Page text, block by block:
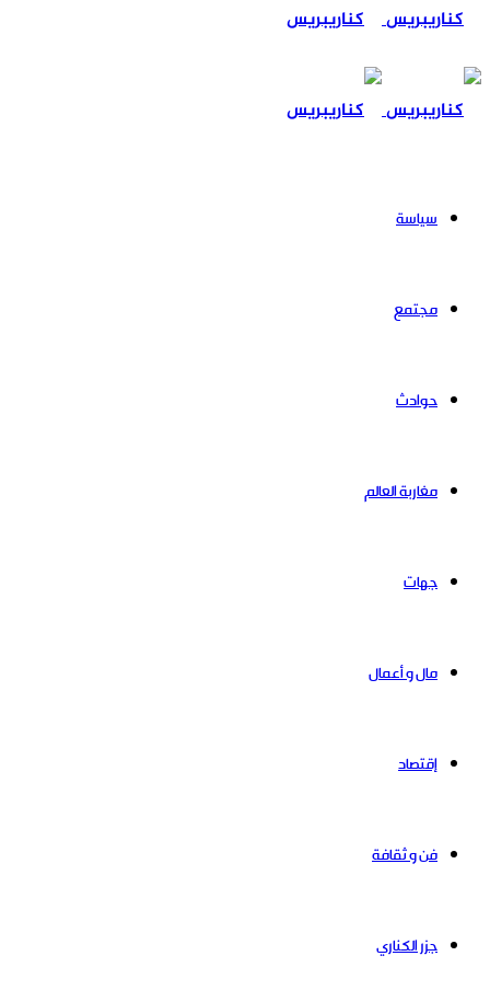
سياسة
مجتمع
حوادث
مغاربة العالم
جهات
مال و أعمال
إقتصاد
فن و ثقافة
جزر الكناري